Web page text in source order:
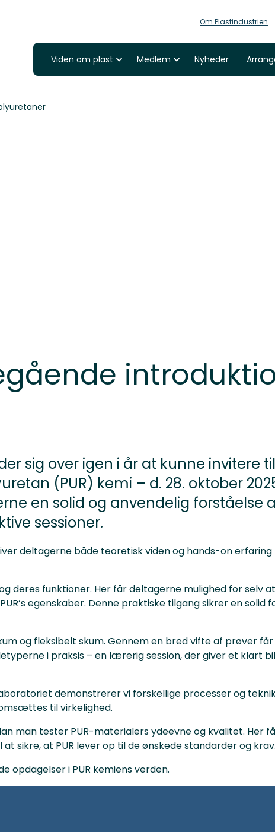
Om Plastindustrien
Viden om plast Medlem Nyheder
sig over igen i år at kunne invitere
(PUR) kemi – d. 28. oktober
en solid og anvendelig forståelse
sessioner.
deltagerne både teoretisk viden og hands-on
deres funktioner. Her får deltagerne mulighed for selv
egenskaber. Denne praktiske tilgang sikrer en solid
og fleksibelt skum. Gennem en bred vifte af prøver
i praksis – en lærerig session, der giver et klart
demonstrerer vi forskellige processer og
til virkelighed.
man tester PUR-materialers ydeevne og kvalitet. Her
sikre, at PUR lever op til de ønskede standarder og krav.
opdagelser i PUR kemiens verden.